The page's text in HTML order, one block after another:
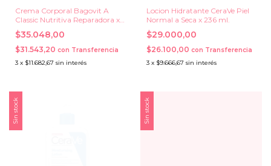
Crema Corporal Bagovit A
Classic Nutritiva Reparadora x
400 grs.
$35.048,00
$31.543,20 con Transferencia
3 x $11.682,67 sin interés
Locion Hidratante CeraVe Piel
Normal a Seca x 236 ml.
$29.000,00
$26.100,00 con Transferencia
3 x $9.666,67 sin interés
Sin stock Sin stock